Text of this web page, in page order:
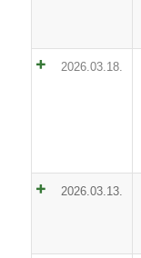
2026.03.18.
2026.03.13.